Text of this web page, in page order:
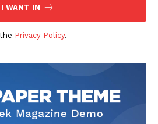
I WANT IN
Privacy Policy.